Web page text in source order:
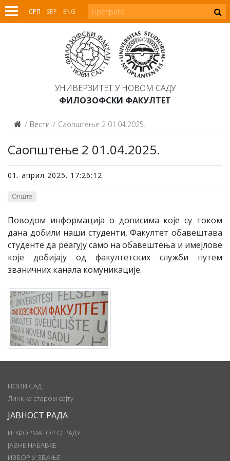
СРП SRP ENG
УНИВЕРЗИТЕТ У НОВОМ САДУ
ФИЛОЗОФСКИ ФАКУЛТЕТ
Вести Саопштење 2 01.04.2025.
Саопштење 2 01.04.2025.
01. април 2025. 17:26:12
Опште
Поводом информација о дописима које су током
дана добили наши студенти, Факултет обавештава
студенте да реагују само на обавештења и имејлове
које добијају од факултетских служби путем
званичних канала комуникације.
НОВИ САД
Линк ка старом сајту
ЈАВНОСТ РАДА
ИНФОРМАТОР О РАДУ
ЈАВНЕ НАБАВКЕ
ИЗБОР У ЗВАЊЕ